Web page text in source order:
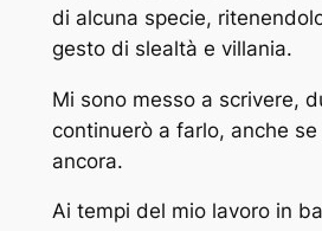
di alcuna specie,
gesto di slealtà e villania.
Mi sono messo a scrivere,
continuerò a farlo, anche
ancora.
Ai tempi del mio lavoro in